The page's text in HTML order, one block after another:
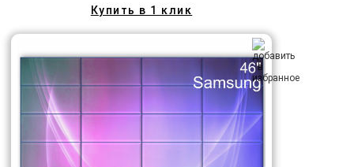
Купить в 1 клик